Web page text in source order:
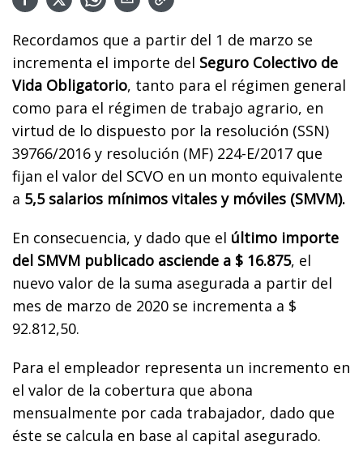
Recordamos que a partir del 1 de marzo se
incrementa el importe del Seguro Colectivo de
Vida Obligatorio, tanto para el régimen general
como para el régimen de trabajo agrario, en
virtud de lo dispuesto por la resolución (SSN)
39766/2016 y resolución (MF) 224-E/2017 que
fijan el valor del SCVO en un monto equivalente
a 5,5 salarios mínimos vitales y móviles (SMVM).
En consecuencia, y dado que el último importe
del SMVM publicado asciende a $ 16.875, el
nuevo valor de la suma asegurada a partir del
mes de marzo de 2020 se incrementa a $
92.812,50.
Para el empleador representa un incremento en
el valor de la cobertura que abona
mensualmente por cada trabajador, dado que
éste se calcula en base al capital asegurado.